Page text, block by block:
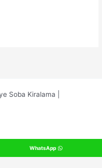
Soba Kiralama |
WhatsApp